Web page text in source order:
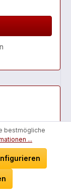
bestmögliche
...